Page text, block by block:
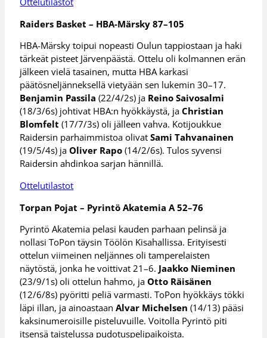
Raiders Basket – HBA-Märsky 87–105
HBA-Märsky toipui nopeasti Oulun tappiostaan ja haki
tärkeät pisteet Järvenpäästä. Ottelu oli kolmannen erän
jälkeen vielä tasainen, mutta HBA karkasi
päätösneljänneksellä vietyään sen lukemin 30–17.
Benjamin Passila(22/4/2s) ja Reino Saivosalmi
(18/3/6s) johtivat HBA:n hyökkäystä, jaChristian
Blomfelt(17/7/3s) oli jälleen vahva. Kotijoukkue
Raidersin parhaimmistoa olivatSami Tahvanainen
(19/5/4s) jaOliver Rapo(14/2/6s). Tulos syvensi
Raidersin ahdinkoa sarjan hännillä.
Ottelutilastot
Torpan Pojat – Pyrintö Akatemia A 52–76
Pyrintö Akatemia pelasi kauden parhaan pelinsä ja
nollasi ToPon täysin Töölön Kisahallissa. Erityisesti
ottelun viimeinen neljännes oli tamperelaisten
näytöstä, jonka he voittivat 21–6. Jaakko Nieminen
(23/9/1s) oli ottelun hahmo, jaOtto Räisänen
(12/6/8s) pyöritti peliä varmasti. ToPon hyökkäys tökki
läpi illan, ja ainoastaanAlvar Michelsen(14/13) pääsi
kaksinumeroisille pisteluvuille. Voitolla Pyrintö piti
itsensä taistelussa pudotuspelipaikoista.